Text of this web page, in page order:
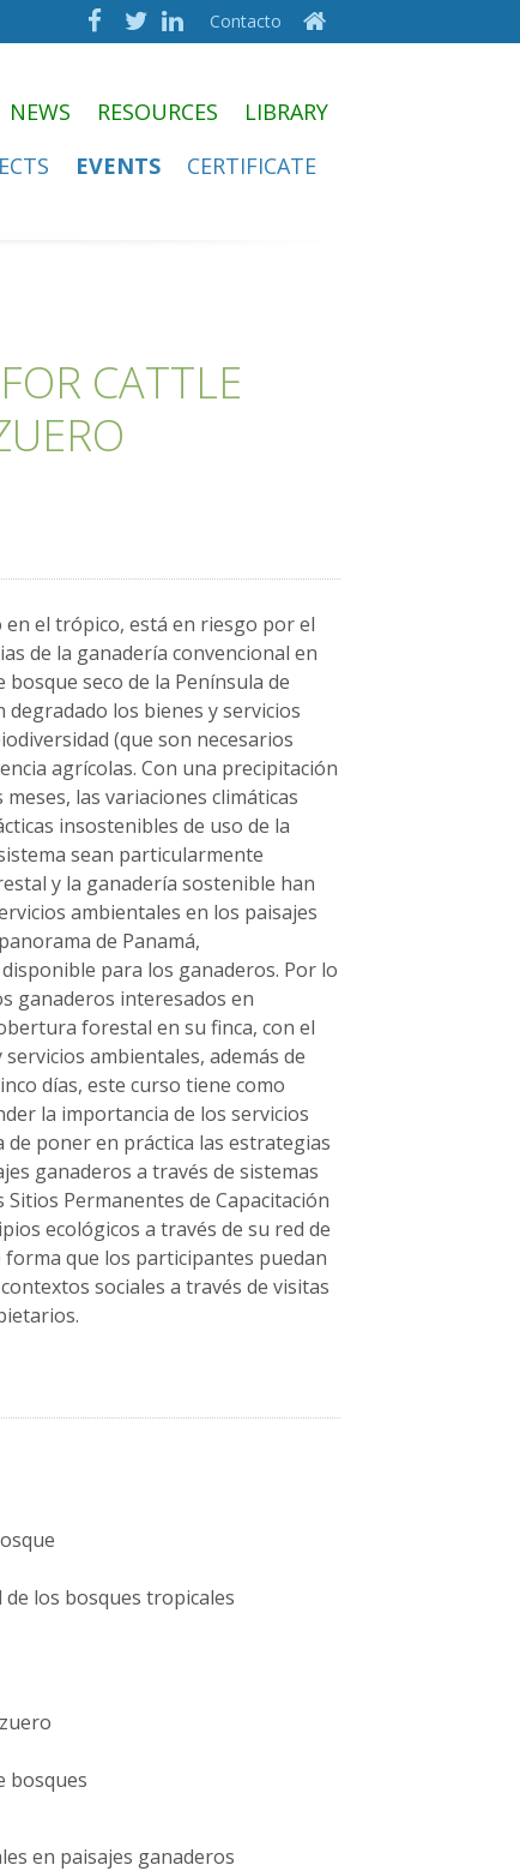
Contacto
NEWS RESOURCES
LIBRARY
EVENTS CERTIFICATE
CATTLE
en el trópico, está en riesgo por el
de la ganadería convencional en
seco de la Península de
degradado los bienes y servicios
(que son necesarios
agrícolas. Con una precipitación
las variaciones climáticas
insostenibles de uso de la
sean particularmente
y la ganadería sostenible han
ambientales en los paisajes
de Panamá,
para los ganaderos. Por lo
ganaderos interesados en
forestal en su finca, con el
ambientales, además de
días, este curso tiene como
la importancia de los servicios
poner en práctica las estrategias
ganaderos a través de sistemas
Permanentes de Capacitación
ecológicos a través de su red de
que los participantes puedan
sociales a través de visitas
los bosques tropicales
bosques
en paisajes ganaderos